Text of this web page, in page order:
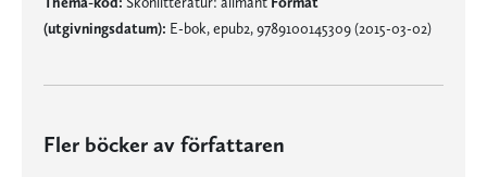
(utgivningsdatum): E-bok, epub2, 9789100145309 (2015-03-02)
Fler böcker av författaren